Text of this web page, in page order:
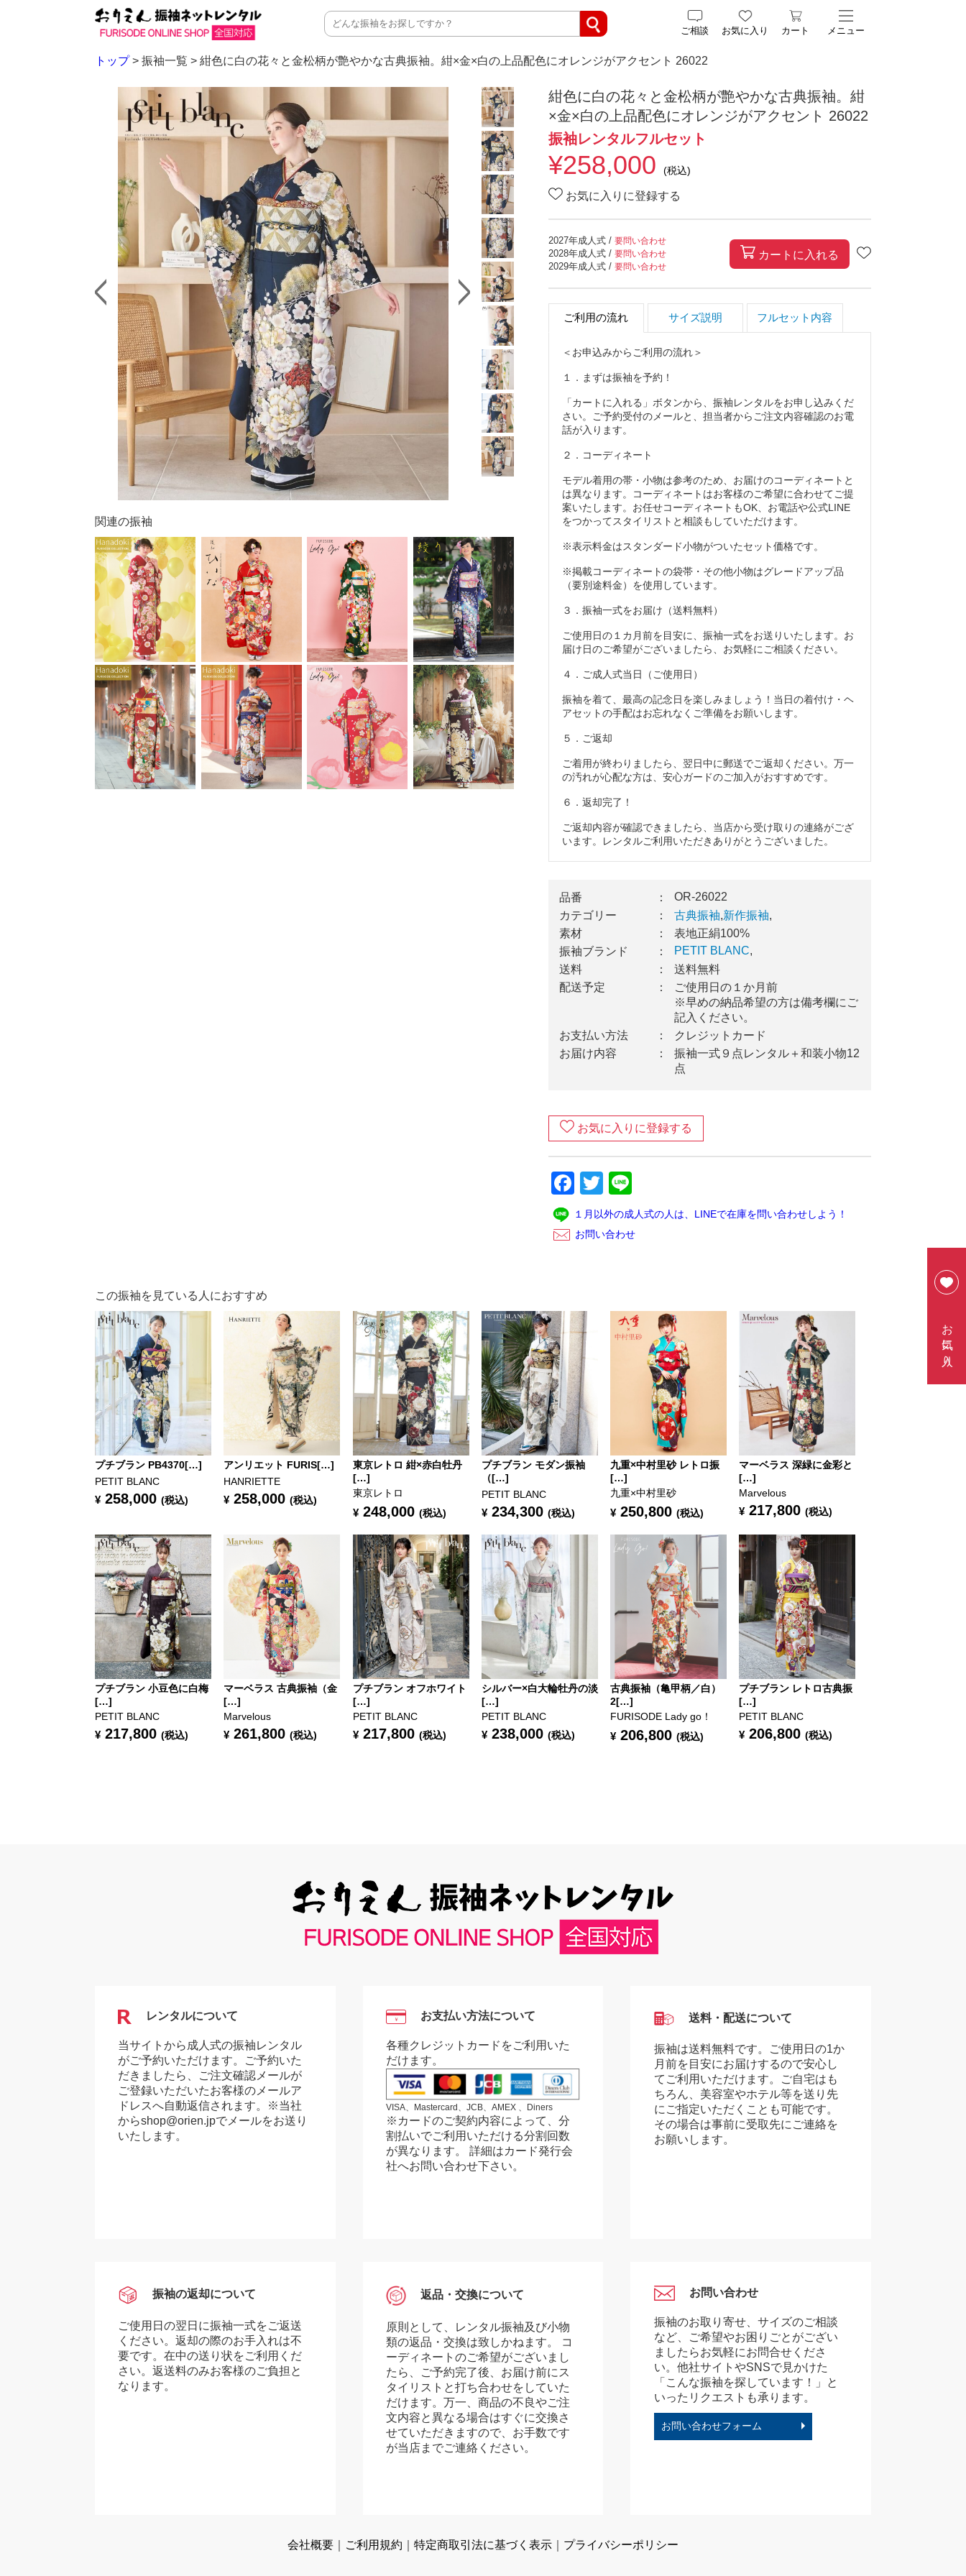
ご相談 お気に入り カート メニュー
お気に入り
トップ> 振袖一覧 > 紺色に白の花々と金松柄が艶やかな古典振袖。紺×金×白の上品配色にオレンジがアクセント 26022
関連の振袖
紺色に白の花々と金松柄が艶やかな古典振袖。紺
×金×白の上品配色にオレンジがアクセント 26022
振袖レンタルフルセット
¥258,000 (税込)
お気に入りに登録する
2027年成人式/ 要問い合わせ
2028年成人式/ 要問い合わせ
2029年成人式/ 要問い合わせ
カートに入れる
ご利用の流れ サイズ説明 フルセット内容
＜お申込みからご利用の流れ＞
１．まずは振袖を予約！
「カートに入れる」ボタンから、振袖レンタルをお申し込みくだ
さい。ご予約受付のメールと、担当者からご注文内容確認のお電
話が入ります。
２．コーディネート
モデル着用の帯・小物は参考のため、お届けのコーディネートと
は異なります。コーディネートはお客様のご希望に合わせてご提
案いたします。お任せコーディネートもOK、お電話や公式LINE
をつかってスタイリストと相談もしていただけます。
※表示料金はスタンダード小物がついたセット価格です。
※掲載コーディネートの袋帯・その他小物はグレードアップ品
（要別途料金）を使用しています。
３．振袖一式をお届け（送料無料）
ご使用日の１カ月前を目安に、振袖一式をお送りいたします。お
届け日のご希望がございましたら、お気軽にご相談ください。
４．ご成人式当日（ご使用日）
振袖を着て、最高の記念日を楽しみましょう！当日の着付け・ヘ
アセットの手配はお忘れなくご準備をお願いします。
５．ご返却
ご着用が終わりましたら、翌日中に郵送でご返却ください。万一
の汚れが心配な方は、安心ガードのご加入がおすすめです。
６．返却完了！
ご返却内容が確認できましたら、当店から受け取りの連絡がござ
います。レンタルご利用いただきありがとうございました。
品番 ：
OR-26022
カテゴリー
： 古典振袖,新作振袖,
素材
：
表地正絹100%
振袖ブランド
： PETIT BLANC,
送料
：
送料無料
配送予定
：
ご使用日の１か月前
※早めの納品希望の方は備考欄にご
記入ください。
お支払い方法
：
クレジットカード
お届け内容
：
振袖一式９点レンタル＋和装小物12
点
お気に入りに登録する
Facebook
Twitter
１月以外の成人式の人は、LINEで在庫を問い合わせしよう！
お問い合わせ
この振袖を見ている人におすすめ
プチブラン PB4370[…]
PETIT BLANC
¥ 258,000 (税込)
アンリエット FURIS[…]
HANRIETTE
¥ 258,000 (税込)
東京レトロ 紺×赤白牡丹
[…]
東京レトロ
¥ 248,000 (税込)
プチブラン モダン振袖
（[…]
PETIT BLANC
¥ 234,300 (税込)
九重×中村里砂 レトロ振
[…]
九重×中村里砂
¥ 250,800 (税込)
マーベラス 深緑に金彩と
[…]
Marvelous
¥ 217,800 (税込)
プチブラン 小豆色に白梅
[…]
PETIT BLANC
¥ 217,800 (税込)
マーベラス 古典振袖（金
[…]
Marvelous
¥ 261,800 (税込)
プチブラン オフホワイト
[…]
PETIT BLANC
¥ 217,800 (税込)
シルバー×白大輪牡丹の淡
[…]
PETIT BLANC
¥ 238,000 (税込)
古典振袖（亀甲柄／白）
2[…]
FURISODE Lady go！
¥ 206,800 (税込)
プチブラン レトロ古典振
[…]
PETIT BLANC
¥ 206,800 (税込)
レンタルについて
当サイトから成人式の振袖レンタル
がご予約いただけます。ご予約いた
だきましたら、ご注文確認メールが
ご登録いただいたお客様のメールア
ドレスへ自動返信されます。※当社
からshop@orien.jpでメールをお送り
いたします。
￥ お支払い方法について
各種クレジットカードをご利用いた
だけます。
VISA、Mastercard、JCB、AMEX 、Diners
※カードのご契約内容によって、分
割払いでご利用いただける分割回数
が異なります。 詳細はカード発行会
社へお問い合わせ下さい。
送料・配送について
振袖は送料無料です。ご使用日の1か
月前を目安にお届けするので安心し
てご利用いただけます。ご自宅はも
ちろん、美容室やホテル等を送り先
にご指定いただくことも可能です。
その場合は事前に受取先にご連絡を
お願いします。
振袖の返却について
ご使用日の翌日に振袖一式をご返送
ください。返却の際のお手入れは不
要です。在中の送り状をご利用くだ
さい。返送料のみお客様のご負担と
なります。
返品・交換について
原則として、レンタル振袖及び小物
類の返品・交換は致しかねます。 コ
ーディネートのご希望がございまし
たら、ご予約完了後、お届け前にス
タイリストと打ち合わせをしていた
だけます。万一、商品の不良やご注
文内容と異なる場合はすぐに交換さ
せていただきますので、お手数です
が当店までご連絡ください。
お問い合わせ
振袖のお取り寄せ、サイズのご相談
など、ご希望やお困りごとがござい
ましたらお気軽にお問合せくださ
い。他社サイトやSNSで見かけた
「こんな振袖を探しています！」と
いったリクエストも承ります。
お問い合わせフォーム
会社概要 ご利用規約 特定商取引法に基づく表示 プライバシーポリシー